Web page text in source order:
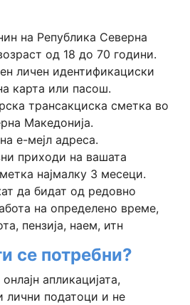
на Република Северна
од 18 до 70 години.
личен идентификациски
карта или пасош.
трансакциска сметка во
Македонија.
е-мејл адреса.
приходи на вашата
најмалку 3 месеци.
да бидат од редовно
на определено време,
пензија, наем, итн
се потребни?
апликацијата,
лични податоци и не